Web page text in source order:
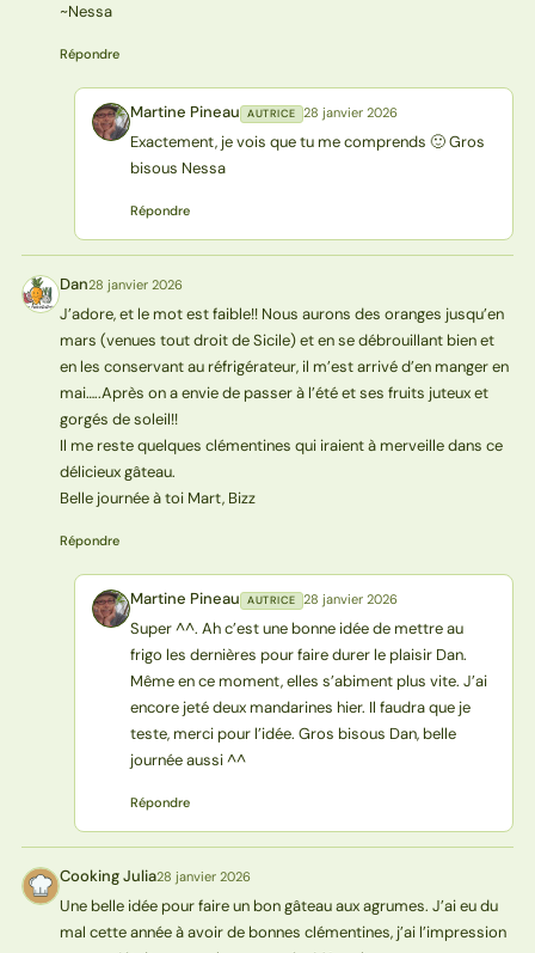
~Nessa
Répondre
MP Martine Pineau AUTRICE 28 janvier 2026
Exactement, je vois que tu me comprends 🙂 Gros
bisous Nessa
Répondre
D Dan28 janvier 2026
J’adore, et le mot est faible!! Nous aurons des oranges jusqu’en
mars (venues tout droit de Sicile) et en se débrouillant bien et
en les conservant au réfrigérateur, il m’est arrivé d’en manger en
mai…..Après on a envie de passer à l’été et ses fruits juteux et
gorgés de soleil!!
Il me reste quelques clémentines qui iraient à merveille dans ce
délicieux gâteau.
Belle journée à toi Mart, Bizz
Répondre
MP Martine Pineau AUTRICE 28 janvier 2026
Super ^^. Ah c’est une bonne idée de mettre au
frigo les dernières pour faire durer le plaisir Dan.
Même en ce moment, elles s’abiment plus vite. J’ai
encore jeté deux mandarines hier. Il faudra que je
teste, merci pour l’idée. Gros bisous Dan, belle
journée aussi ^^
Répondre
CJ Cooking Julia28 janvier 2026
Une belle idée pour faire un bon gâteau aux agrumes. J’ai eu du
mal cette année à avoir de bonnes clémentines, j’ai l’impression